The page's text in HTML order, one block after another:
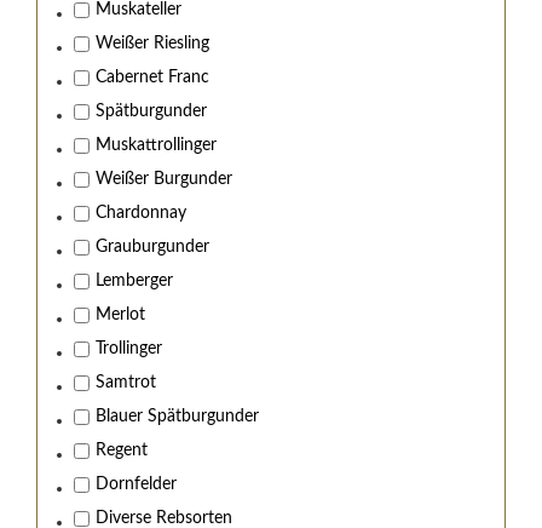
Muskateller
Weißer Riesling
Cabernet Franc
Spätburgunder
Muskattrollinger
Weißer Burgunder
Chardonnay
Grauburgunder
Lemberger
Merlot
Trollinger
Samtrot
Blauer Spätburgunder
Regent
Dornfelder
Diverse Rebsorten